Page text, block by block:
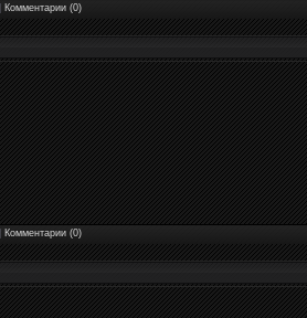
Комментарии (0)
Комментарии (0)